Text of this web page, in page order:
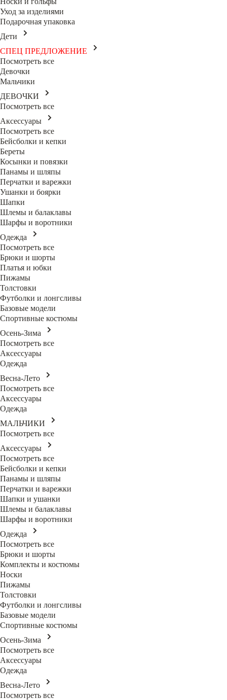
Уход за изделиями
Подарочная упаковка
Дети
СПЕЦ ПРЕДЛОЖЕНИЕ
Посмотреть все
Девочки
Мальчики
ДЕВОЧКИ
Посмотреть все
Аксессуары
Посмотреть все
Бейсболки и кепки
Береты
Косынки и повязки
Панамы и шляпы
Перчатки и варежки
Ушанки и боярки
Шапки
Шлемы и балаклавы
Шарфы и воротники
Одежда
Посмотреть все
Брюки и шорты
Платья и юбки
Пижамы
Толстовки
Футболки и лонгсливы
Базовые модели
Спортивные костюмы
Осень-Зима
Посмотреть все
Аксессуары
Одежда
Весна-Лето
Посмотреть все
Аксессуары
Одежда
МАЛЬЧИКИ
Посмотреть все
Аксессуары
Посмотреть все
Бейсболки и кепки
Панамы и шляпы
Перчатки и варежки
Шапки и ушанки
Шлемы и балаклавы
Шарфы и воротники
Одежда
Посмотреть все
Брюки и шорты
Комплекты и костюмы
Носки
Пижамы
Толстовки
Футболки и лонгсливы
Базовые модели
Спортивные костюмы
Осень-Зима
Посмотреть все
Аксессуары
Одежда
Весна-Лето
Посмотреть все